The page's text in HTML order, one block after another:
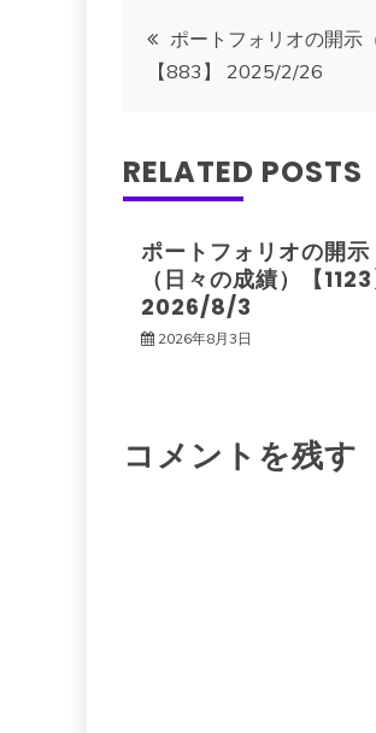
投
稿
ナ
ゲ
ー
ョ
ポートフォリオの開示
【883】 2025/2/26
RELATED POSTS
ポートフォリオの開示
（日々の成績）【1123
2026/8/3
2026年8月3日
コメントを残す